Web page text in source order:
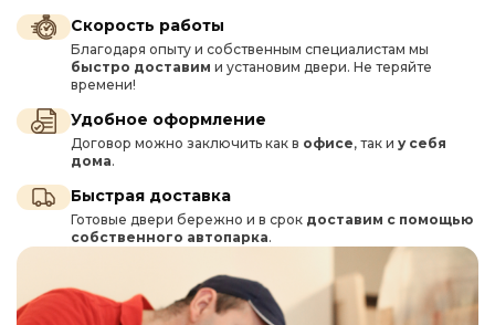
Скорость работы
Благодаря опыту и собственным специалистам мы
быстро доставим и установим двери. Не теряйте
времени!
Удобное оформление
Договор можно заключить как в офисе, так и у себя
дома.
Быстрая доставка
Готовые двери бережно и в срок доставим с помощью
собственного автопарка.